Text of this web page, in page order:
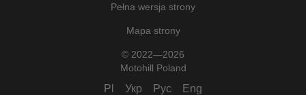
Pełna wersja strony
Mapa strony
© 2022—2026
Motohill Poland
Pl Укр Рус Eng